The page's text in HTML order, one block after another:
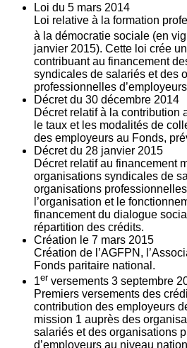
Loi du 5 mars 2014
Loi relative à la formation
à la démocratie sociale (en
janvier 2015). Cette loi crée
contribuant au financement
syndicales de salariés et des
professionnelles
Décret du 30 décembre 2014
Décret relatif à la contribution
le taux et les modalités de
des employeurs au Fonds,
Décret du 28 janvier 2015
Décret relatif au financement
organisations syndicales de
organisations
l’organisation et le
financement du dialogue
répartition des crédits.
Création le 7 mars 2015
Création de l’AGFPN,
Fonds paritaire national.
1er versements 3 septembre
Premiers versements des
contribution des employeurs
mission 1 auprès des
salariés et des organisations
d’employeurs au niveau